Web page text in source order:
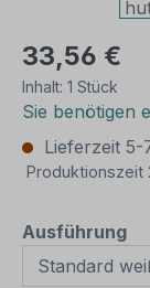
33,56 €
Inhalt: 1 Stück
Sie benötigen
Lieferzeit 5-
Produktionszeit
Ausführung